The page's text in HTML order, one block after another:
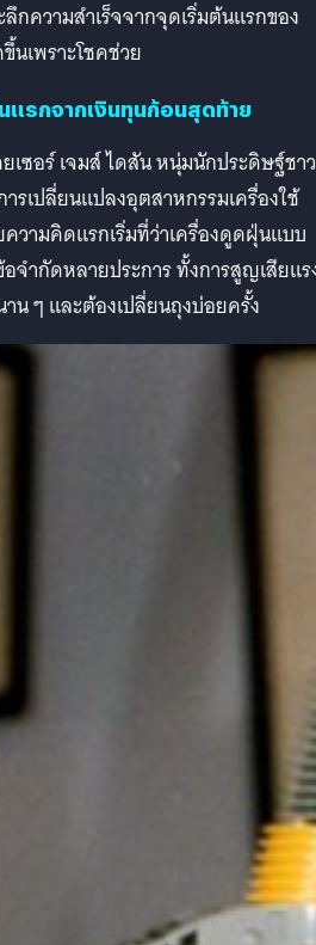
กความสำเร็จจากจุดเริ่มต้นแรกของ
นเพราะโชคช่วย
รกจากเงินทุนก้อนสุดท้าย
ซอร์ เจมส์ ไดสัน หนุ่มนักประดิษฐ์ชาว
เปลี่ยนแปลงอุตสาหกรรมเครื่องใช้
วามคิดแรกเริ่มที่ว่าเครื่องดูดฝุ่นแบบ
จำกัดหลายประการ ทั้งการสูญเสียแร
าน ๆ และต้องเปลี่ยนถุงบ่อยครั้ง